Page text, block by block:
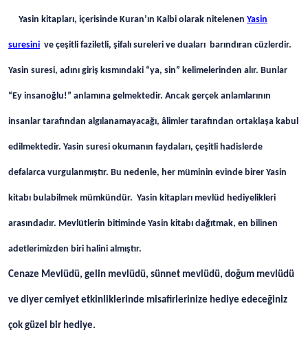
Yasin kitapları, içerisinde Kuran’ın Kalbi olarak nitelenen Yasin
suresini ve çeşitli faziletli, şifalı sureleri ve duaları barındıran cüzlerdir.
Yasin suresi, adını giriş kısmındaki “ya, sin” kelimelerinden alır. Bunlar
“Ey insanoğlu!” anlamına gelmektedir. Ancak gerçek anlamlarının
insanlar tarafından algılanamayacağı, âlimler tarafından ortaklaşa kabul
edilmektedir. Yasin suresi okumanın faydaları, çeşitli hadislerde
defalarca vurgulanmıştır. Bu nedenle, her müminin evinde birer Yasin
kitabı bulabilmek mümkündür. Yasin kitapları mevlüd hediyelikleri
arasındadır. Mevlütlerin bitiminde Yasin kitabı dağıtmak, en bilinen
adetlerimizden biri halini almıştır.
Cenaze Mevlüdü, gelin mevlüdü, sünnet mevlüdü, doğum mevlüdü
ve diyer cemiyet etkinliklerinde misafirlerinize hediye edeceğiniz
çok güzel bir hediye.